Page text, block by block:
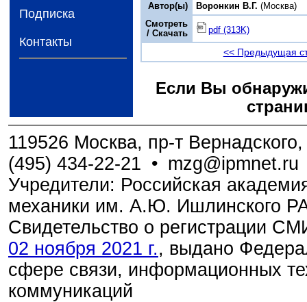
Подписка
Контакты
Автор(ы) Воронкин B.Г. (Москва)
Смотреть
/ Скачать
pdf (313K)
<< Предыдущая
Если Вы
119526 Москва, пр-т
(495) 434-22-21 • mzg@ipmnet.ru
Учредители: Российская
механики им. А.Ю. Ишлинского
Свидетельство о регистрации
02 ноября 2021 г., выдано
сфере связи, информационных
коммуникаций